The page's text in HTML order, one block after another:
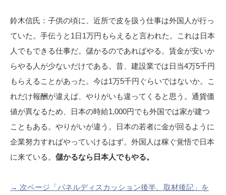
鈴木信氏：子供の頃に、近所で皮を扱う仕事は外国人が行っ
ていた。手伝うと1日1万円もらえると言われた。これは日本
人でもできる仕事だ。儲かるのであればやる。賃金が安いか
らやる人が少ないだけである。昔、建設業では日当4万5千円
もらえることがあった。今は1万5千円ぐらいではないか。こ
れだけ報酬が違えば、やりがいも違ってくると思う。通貨価
値が異なるため、日本の時給1,000円でも外国では家が建つ
こともある。やりがいが違う。日本の若者に金が回るように
企業努力すればやっていけるはず。外国人は稼ぐ覚悟で日本
に来ている。 儲かるなら日本人でもやる。
→ 次ページ「パネルディスカッション後半、取材後記」を